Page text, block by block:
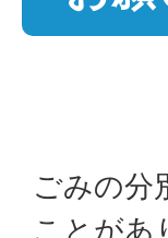
ごみの分
ことがあ